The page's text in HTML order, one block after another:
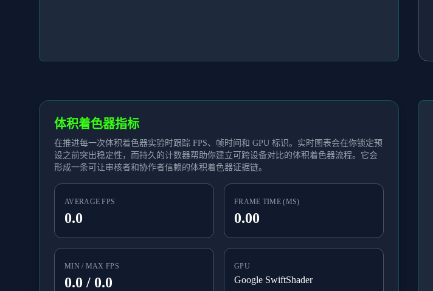
体积着色器指标
在推进每一次体积着色器实验时跟踪 FPS、帧时间和 GPU 标识。实时图表会在你锁定预
设之前突出稳定性，而持久的计数器帮助你建立可跨设备对比的体积着色器流程。它会
形成一条可让审核者和协作者信赖的体积着色器证据链。
AVERAGE FPS
0.0
FRAME TIME (MS)
0.00
MIN / MAX FPS
0.0 / 0.0
GPU
Google SwiftShader